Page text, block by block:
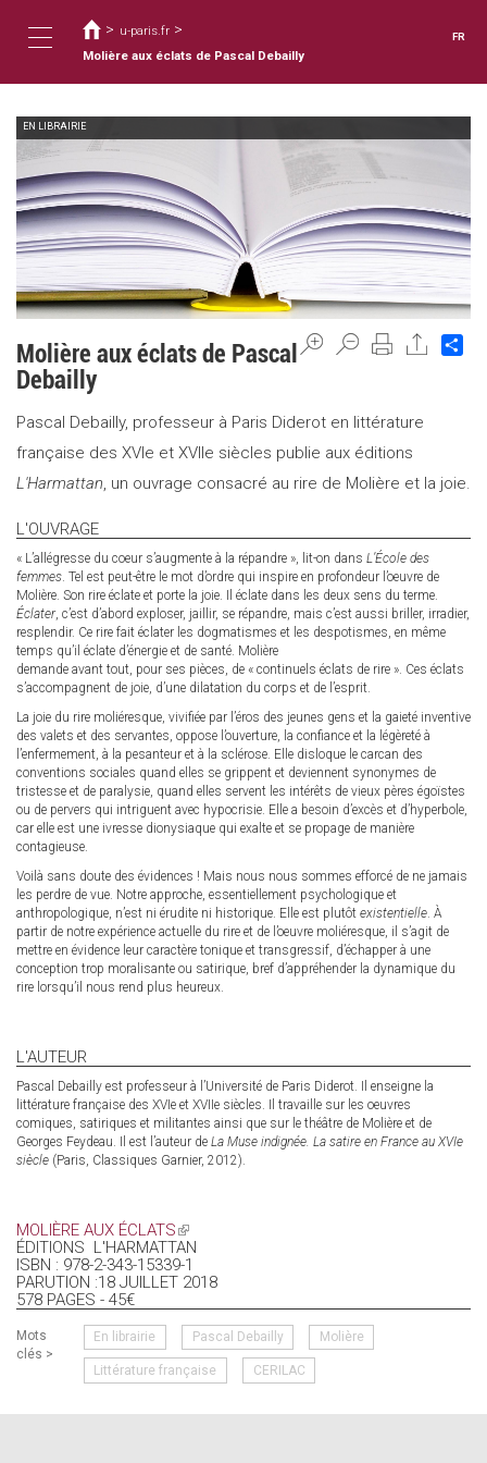
contenu
Toggle
navigation
êtes
ici
> u-paris.fr >
Molière aux éclats de Pascal Debailly
FR
EN LIBRAIRIE
Molière aux éclats de Pascal
Debailly
Pascal Debailly, professeur à Paris Diderot en littérature
française des XVIe et XVIIe siècles publie aux éditions
L'Harmattan, un ouvrage consacré au rire de Molière et la joie.
L'OUVRAGE
« L’allégresse du coeur s’augmente à la répandre », lit-on dans L’École des
femmes. Tel est peut-être le mot d’ordre qui inspire en profondeur l’oeuvre de
Molière. Son rire éclate et porte la joie. Il éclate dans les deux sens du terme.
Éclater, c’est d’abord exploser, jaillir, se répandre, mais c’est aussi briller, irradier,
resplendir. Ce rire fait éclater les dogmatismes et les despotismes, en même
temps qu’il éclate d’énergie et de santé. Molière
demande avant tout, pour ses pièces, de « continuels éclats de rire ». Ces éclats
s’accompagnent de joie, d’une dilatation du corps et de l’esprit.
La joie du rire moliéresque, vivifiée par l’éros des jeunes gens et la gaieté inventive
des valets et des servantes, oppose l’ouverture, la confiance et la légèreté à
l’enfermement, à la pesanteur et à la sclérose. Elle disloque le carcan des
conventions sociales quand elles se grippent et deviennent synonymes de
tristesse et de paralysie, quand elles servent les intérêts de vieux pères égoïstes
ou de pervers qui intriguent avec hypocrisie. Elle a besoin d’excès et d’hyperbole,
car elle est une ivresse dionysiaque qui exalte et se propage de manière
contagieuse.
Voilà sans doute des évidences ! Mais nous nous sommes efforcé de ne jamais
les perdre de vue. Notre approche, essentiellement psychologique et
anthropologique, n’est ni érudite ni historique. Elle est plutôt existentielle. À
partir de notre expérience actuelle du rire et de l’oeuvre moliéresque, il s’agit de
mettre en évidence leur caractère tonique et transgressif, d’échapper à une
conception trop moralisante ou satirique, bref d’appréhender la dynamique du
rire lorsqu’il nous rend plus heureux.
L'AUTEUR
Pascal Debailly est professeur à l’Université de Paris Diderot. Il enseigne la
littérature française des XVIe et XVIIe siècles. Il travaille sur les oeuvres
comiques, satiriques et militantes ainsi que sur le théâtre de Molière et de
Georges Feydeau. Il est l’auteur de La Muse indignée. La satire en France au XVIe
siècle (Paris, Classiques Garnier, 2012).
MOLIÈRE AUX ÉCLATS(LINK
IS
EXTERNAL)
ÉDITIONS L'HARMATTAN
ISBN : 978-2-343-15339-1
PARUTION :18 JUILLET 2018
578 PAGES - 45€
Mots
clés >
En librairie Pascal Debailly Molière
Littérature française CERILAC